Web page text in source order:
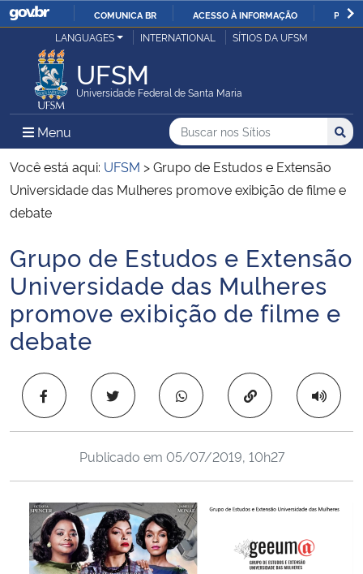
IR
COMUNICA BR ACESSO À INFORMAÇÃO
Ministério da Justiça e Segurança Pública
Ministério da Defesa
Ministério das Relações Exteriores
Ministério da Economia
Ministério da Infraestrutura
Ministério da Agricultura, Pecuária e Abastecimento
Ministério da Educação
Ministério da Cidadania
Ministério da Saúde
Ministério de Minas e Energia
Ministério da Ciência, Tecnologia, Inovações e Comunicações
Ministério do Meio Ambiente
LANGUAGES INTERNATIONAL SÍTIOS DA UFSM
UFSM
Universidade Federal de Santa Maria
Menu Menu Principal do Sítio
Busca
Buscar no nos Sítios
Busca:
Você está aqui: UFSM >Grupo de Estudos e Extensão
Universidade das Mulheres promove exibição de filme e
debate
Início do conteúdo
Grupo de Estudos e Extensão
Universidade das Mulheres
promove exibição de filme e
debate
Copiar para área
Publicado em 05/07/2019, 10h27